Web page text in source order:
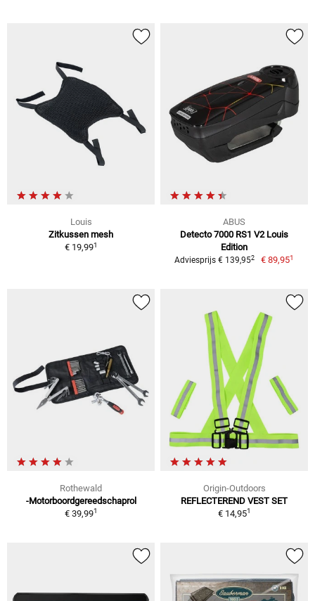
Louis
Zitkussen mesh
€ 19,991
ABUS
Detecto 7000 RS1 V2 Louis
Edition
Adviesprijs € 139,952 € 89,951
Rothewald
-Motorboordgereedschaprol
€ 39,991
Origin-Outdoors
REFLECTEREND VEST SET
€ 14,951